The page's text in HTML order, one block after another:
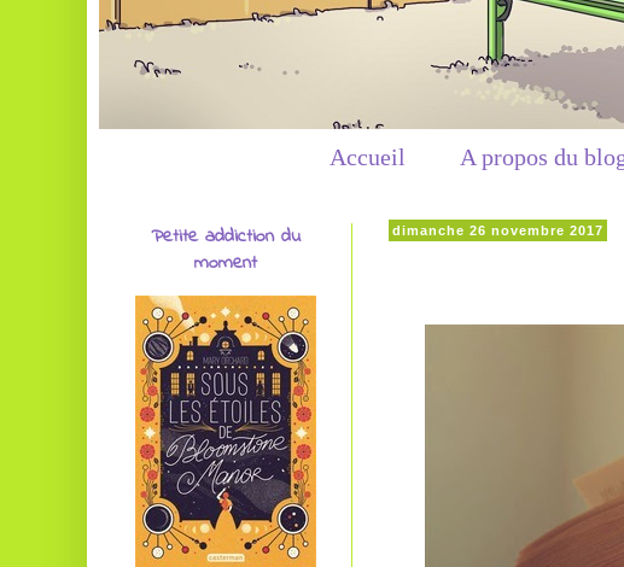
Accueil A propos du
dimanche 26 novembre 2017
Petite addiction du
moment